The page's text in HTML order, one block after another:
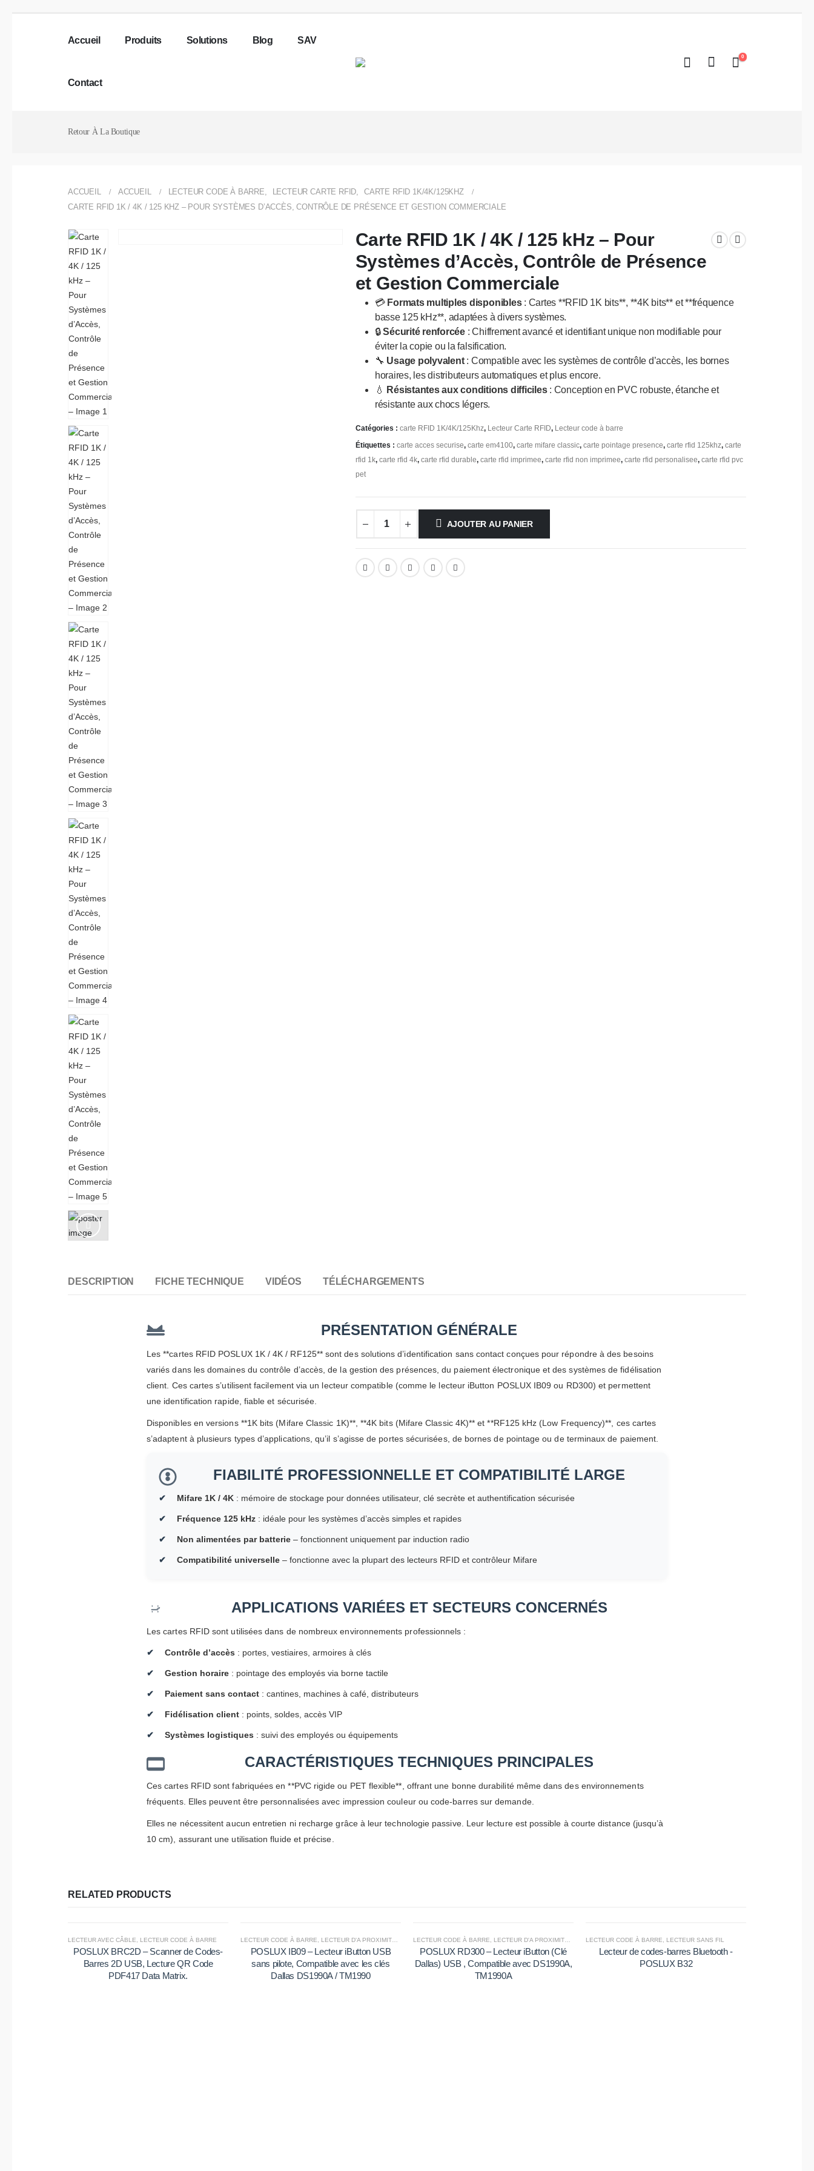
Accueil Produits Solutions Blog SAV
Contact
0
Retour À La Boutique
ACCUEIL ACCUEIL LECTEUR CODE À BARRE, LECTEUR CARTE RFID,
CARTE RFID 1K/4K/125KHZ
CARTE RFID 1K / 4K / 125 KHZ – POUR SYSTÈMES D’ACCÈS, CONTRÔLE DE PRÉSENCE ET GESTION COMMERCIALE
Carte RFID 1K / 4K / 125 kHz – Pour
Systèmes d’Accès, Contrôle de Présence
et Gestion Commerciale
💳 Formats multiples disponibles: Cartes **RFID 1K bits**, **4K bits** et **fréquence
basse 125 kHz**, adaptées à divers systèmes.
🔒Sécurité renforcée: Chiffrement avancé et identifiant unique non modifiable pour
éviter la copie ou la falsification.
🔧 Usage polyvalent: Compatible avec les systèmes de contrôle d’accès, les bornes
horaires, les distributeurs automatiques et plus encore.
💧
Résistantes aux conditions difficiles: Conception en PVC robuste, étanche et
résistante aux chocs légers.
Catégories : carte RFID 1K/4K/125Khz, Lecteur Carte RFID, Lecteur code à barre
Étiquettes : carte acces securise, carte em4100, carte mifare classic, carte pointage presence, carte rfid 125khz, carte
rfid 1k, carte rfid 4k, carte rfid durable, carte rfid imprimee, carte rfid non imprimee, carte rfid personalisee, carte rfid pvc
pet
AJOUTER AU PANIER
DESCRIPTION FICHE TECHNIQUE VIDÉOS TÉLÉCHARGEMENTS
PRÉSENTATION GÉNÉRALE
Les **cartes RFID POSLUX 1K / 4K / RF125** sont des solutions d’identification sans contact conçues pour répondre à des besoins
variés dans les domaines du contrôle d’accès, de la gestion des présences, du paiement électronique et des systèmes de fidélisation
client. Ces cartes s’utilisent facilement via un lecteur compatible (comme le lecteur iButton POSLUX IB09 ou RD300) et permettent
une identification rapide, fiable et sécurisée.
Disponibles en versions **1K bits (Mifare Classic 1K)**, **4K bits (Mifare Classic 4K)** et **RF125 kHz (Low Frequency)**, ces cartes
s’adaptent à plusieurs types d’applications, qu’il s’agisse de portes sécurisées, de bornes de pointage ou de terminaux de paiement.
FIABILITÉ PROFESSIONNELLE ET COMPATIBILITÉ LARGE
Mifare 1K / 4K : mémoire de stockage pour données utilisateur, clé secrète et authentification sécurisée
Fréquence 125 kHz : idéale pour les systèmes d’accès simples et rapides
Non alimentées par batterie – fonctionnent uniquement par induction radio
Compatibilité universelle – fonctionne avec la plupart des lecteurs RFID et contrôleur Mifare
APPLICATIONS VARIÉES ET SECTEURS CONCERNÉS
Les cartes RFID sont utilisées dans de nombreux environnements professionnels :
Contrôle d’accès : portes, vestiaires, armoires à clés
Gestion horaire : pointage des employés via borne tactile
Paiement sans contact : cantines, machines à café, distributeurs
Fidélisation client : points, soldes, accès VIP
Systèmes logistiques : suivi des employés ou équipements
CARACTÉRISTIQUES TECHNIQUES PRINCIPALES
Ces cartes RFID sont fabriquées en **PVC rigide ou PET flexible**, offrant une bonne durabilité même dans des environnements
fréquents. Elles peuvent être personnalisées avec impression couleur ou code-barres sur demande.
Elles ne nécessitent aucun entretien ni recharge grâce à leur technologie passive. Leur lecture est possible à courte distance (jusqu’à
10 cm), assurant une utilisation fluide et précise.
RELATED PRODUCTS
LECTEUR AVEC CÂBLE LECTEUR CODE À BARRE
POSLUX BRC2D – Scanner de Codes-
Barres 2D USB, Lecture QR Code
PDF417 Data Matrix.
LECTEUR CODE À BARRE LECTEUR D'A PROXIMITÉ IB-09
POSLUX IB09 – Lecteur iButton USB
sans pilote, Compatible avec les clés
Dallas DS1990A / TM1990
LECTEUR CODE À BARRE LECTEUR D'A PROXIMITÉ RD300
POSLUX RD300 – Lecteur iButton (Clé
Dallas) USB , Compatible avec DS1990A,
TM1990A
LECTEUR CODE À BARRE LECTEUR SANS FIL
Lecteur de codes-barres Bluetooth -
POSLUX B32